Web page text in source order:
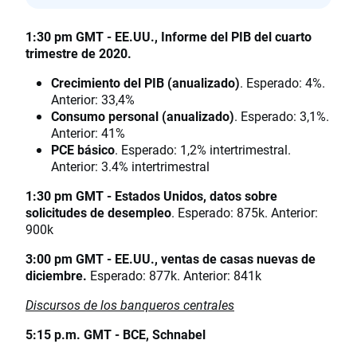
1:30 pm GMT - EE.UU., Informe del PIB del cuarto
trimestre de 2020.
Crecimiento del PIB (anualizado). Esperado: 4%.
Anterior: 33,4%
Consumo personal (anualizado). Esperado: 3,1%.
Anterior: 41%
PCE básico. Esperado: 1,2% intertrimestral.
Anterior: 3.4% intertrimestral
1:30 pm GMT - Estados Unidos, datos sobre
solicitudes de desempleo. Esperado: 875k. Anterior:
900k
3:00 pm GMT - EE.UU., ventas de casas nuevas de
diciembre. Esperado: 877k. Anterior: 841k
Discursos de los banqueros centrales
5:15 p.m. GMT - BCE, Schnabel